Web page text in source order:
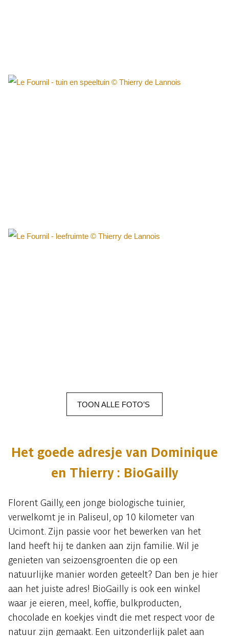
TOON ALLE FOTO’S
Het goede adresje van Dominique
en Thierry : BioGailly
Florent Gailly, een jonge biologische tuinier,
verwelkomt je in Paliseul, op 10 kilometer van
Ucimont. Zijn passie voor het bewerken van het
land heeft hij te danken aan zijn familie. Wil je
genieten van seizoensgroenten die op een
natuurlijke manier worden geteelt? Dan ben je hier
aan het juiste adres! BioGailly is ook een winkel
waar je eieren, meel, koffie, bulkproducten,
chocolade en koekjes vindt die met respect voor de
natuur zijn gemaakt. Een uitzonderlijk palet aan